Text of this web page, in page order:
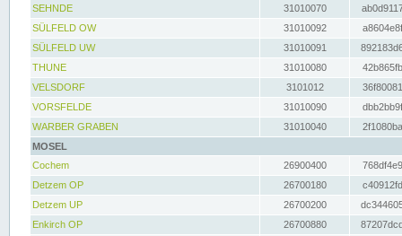
SEHNDE
31010070
SÜLFELD OW
31010092
SÜLFELD UW
31010091
THUNE
31010080
VELSDORF
3101012
VORSFELDE
31010090
WARBER GRABEN
31010040
MOSEL
Cochem
26900400
Detzem OP
26700180
Detzem UP
26700200
Enkirch OP
26700880